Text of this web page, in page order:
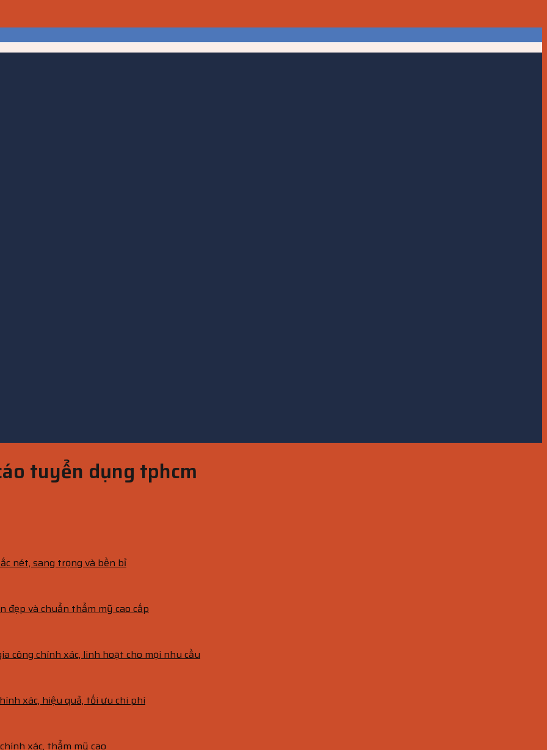
tuyển dụng tphcm
nét, sang trọng và bền bỉ
đẹp và chuẩn thẩm mỹ cao cấp
công chính xác, linh hoạt cho mọi nhu cầu
xác, hiệu quả, tối ưu chi phí
xác, thẩm mỹ cao